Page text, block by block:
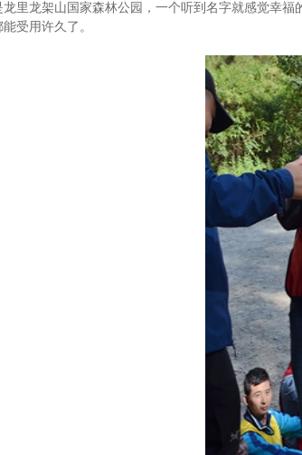
里龙架山国家森林公园，一个听到名字就感觉幸
受用许久了。